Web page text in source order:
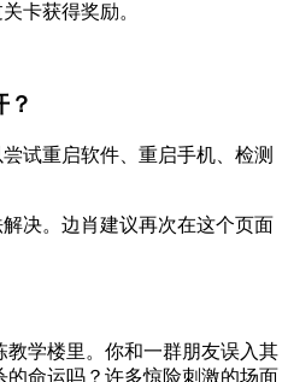
卡获得奖励。
？
试重启软件、重启手机、检测
决。边肖建议再次在这个页面
学楼里。你和一群朋友误入其
命运吗？许多惊险刺激的场面